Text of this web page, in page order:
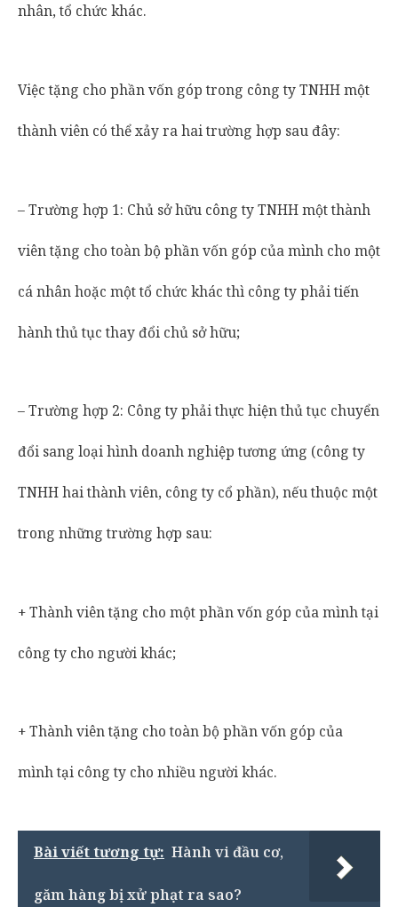
nhân, tổ chức khác.
Việc tặng cho phần vốn góp trong công ty TNHH một
thành viên có thể xảy ra hai trường hợp sau đây:
– Trường hợp 1: Chủ sở hữu công ty TNHH một thành
viên tặng cho toàn bộ phần vốn góp của mình cho một
cá nhân hoặc một tổ chức khác thì công ty phải tiến
hành thủ tục thay đổi chủ sở hữu;
– Trường hợp 2: Công ty phải thực hiện thủ tục chuyển
đổi sang loại hình doanh nghiệp tương ứng (công ty
TNHH hai thành viên, công ty cổ phần), nếu thuộc một
trong những trường hợp sau:
+ Thành viên tặng cho một phần vốn góp của mình tại
công ty cho người khác;
+ Thành viên tặng cho toàn bộ phần vốn góp của
mình tại công ty cho nhiều người khác.
Bài viết tương tự: Hành vi đầu cơ,
găm hàng bị xử phạt ra sao?